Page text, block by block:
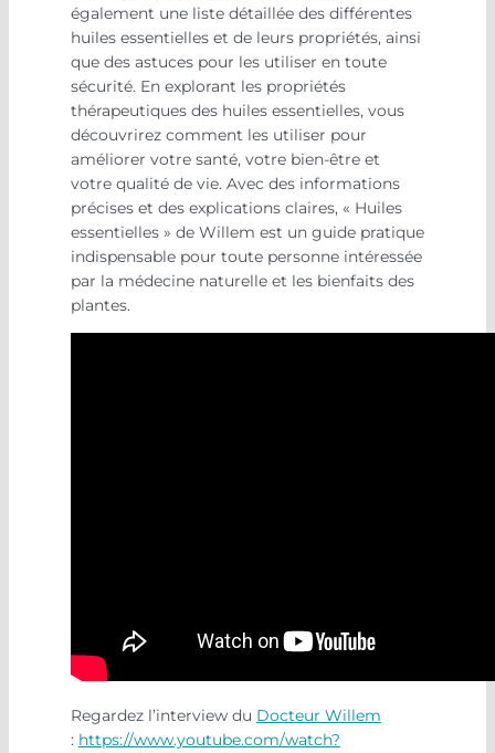
également une liste détaillée des différentes
huiles essentielles et de leurs propriétés, ainsi
que des astuces pour les utiliser en toute
sécurité. En explorant les propriétés
thérapeutiques des huiles essentielles, vous
découvrirez comment les utiliser pour
améliorer votre santé, votre bien-être et
votre qualité de vie. Avec des informations
précises et des explications claires, « Huiles
essentielles » de Willem est un guide pratique
indispensable pour toute personne intéressée
par la médecine naturelle et les bienfaits des
plantes.
Regardez l’interview du Docteur Willem
: https://www.youtube.com/watch?